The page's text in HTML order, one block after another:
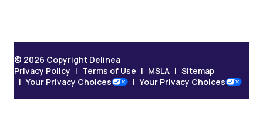
© 2026 Copyright Delinea
Privacy Policy
Terms of Use MSLA
Sitemap
Your Privacy Choices
Your Privacy Choices